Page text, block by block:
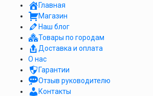
Главная
Магазин
Наш блог
Товары по городам
Доставка и оплата
О нас
Гарантии
Отзыв руководителю
Контакты